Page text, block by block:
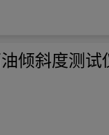
倾斜度测试